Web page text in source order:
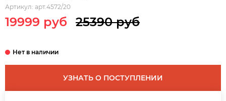
Артикул: арт.4572/20
19999 руб 25390 руб
УЗНАТЬ О ПОСТУПЛЕНИИ